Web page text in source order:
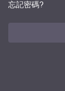
忘記密碼?